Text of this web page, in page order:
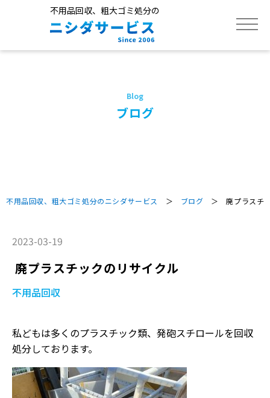
不用品回収、粗大ゴミ処分の
ブログ
不用品回収、粗大ゴミ処分のニシダサービス ＞ ブログ ＞ 廃プラスチ
2023-03-19
廃プラスチックのリサイクル
不用品回収
私どもは多くのプラスチック類、発砲スチロールを回収
処分しております。